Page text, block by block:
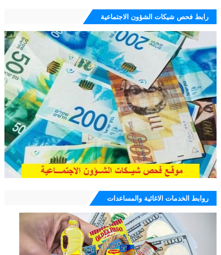
رابط فحص شيكات الشؤون الاجتماعية
روابط الخدمات الاغاثية والمساعدات